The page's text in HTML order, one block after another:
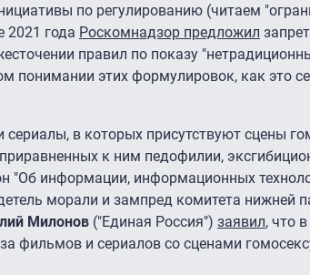
по регулированию (читаем
2021 года Роскомнадзор предложил
правил по показу
понимании этих формулировок, как это
в которых присутствуют сцены
к ним педофилии,
"Об информации, информационных
морали и зампред комитета нижней
Милонов ("Единая Россия") заявил, что
фильмов и сериалов со сценами